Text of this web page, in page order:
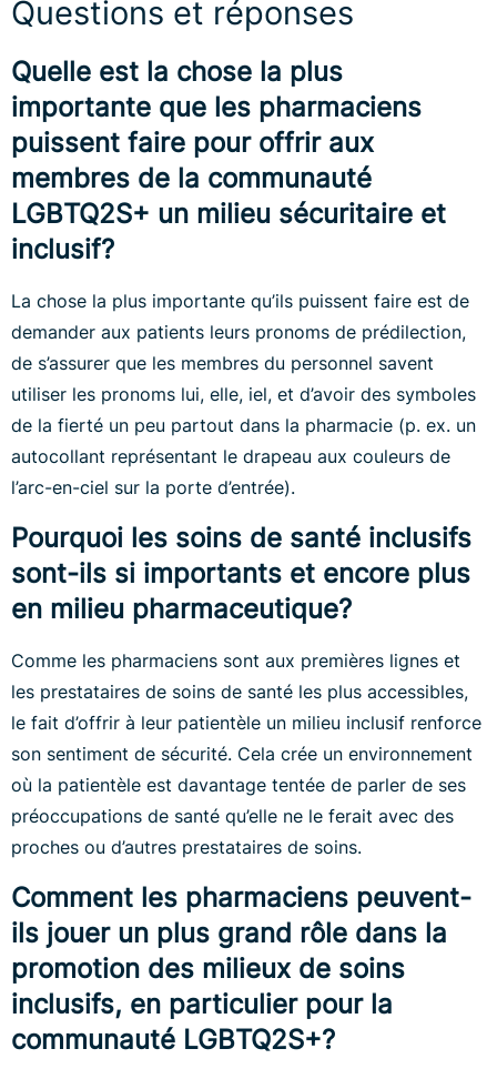
Questions et réponses
Quelle est la chose la plus
importante que les pharmaciens
puissent faire pour offrir aux
membres de la communauté
LGBTQ2S+ un milieu sécuritaire et
inclusif?
La chose la plus importante qu’ils puissent faire est de
demander aux patients leurs pronoms de prédilection,
de s’assurer que les membres du personnel savent
utiliser les pronoms lui, elle, iel, et d’avoir des symboles
de la fierté un peu partout dans la pharmacie (p. ex. un
autocollant représentant le drapeau aux couleurs de
l’arc-en-ciel sur la porte d’entrée).
Pourquoi les soins de santé inclusifs
sont-ils si importants et encore plus
en milieu pharmaceutique?
Comme les pharmaciens sont aux premières lignes et
les prestataires de soins de santé les plus accessibles,
le fait d’offrir à leur patientèle un milieu inclusif renforce
son sentiment de sécurité. Cela crée un environnement
où la patientèle est davantage tentée de parler de ses
préoccupations de santé qu’elle ne le ferait avec des
proches ou d’autres prestataires de soins.
Comment les pharmaciens peuvent-
ils jouer un plus grand rôle dans la
promotion des milieux de soins
inclusifs, en particulier pour la
communauté LGBTQ2S+?